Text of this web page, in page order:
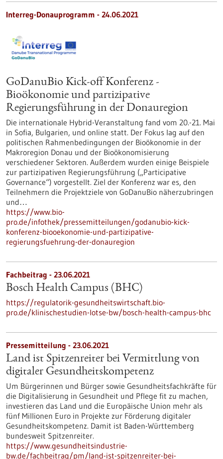
Interreg-Donauprogramm - 24.06.2021
GoDanuBio Kick-off Konferenz -
Bioökonomie und partizipative
Regierungsführung in der Donauregion
Die internationale Hybrid-Veranstaltung fand vom 20.-21. Mai
in Sofia, Bulgarien, und online statt. Der Fokus lag auf den
politischen Rahmenbedingungen der Bioökonomie in der
Makroregion Donau und der Bioökonomisierung
verschiedener Sektoren. Außerdem wurden einige Beispiele
zur partizipativen Regierungsführung („Participative
Governance“) vorgestellt. Ziel der Konferenz war es, den
Teilnehmern die Projektziele von GoDanuBio näherzubringen
und…
https://www.bio-
pro.de/infothek/pressemitteilungen/godanubio-kick-
konferenz-biooekonomie-und-partizipative-
regierungsfuehrung-der-donauregion
Fachbeitrag - 23.06.2021
Bosch Health Campus (BHC)
https://regulatorik-gesundheitswirtschaft.bio-
pro.de/klinischestudien-lotse-bw/bosch-health-campus-bhc
Pressemitteilung - 23.06.2021
Land ist Spitzenreiter bei Vermittlung von
digitaler Gesundheitskompetenz
Um Bürgerinnen und Bürger sowie Gesundheitsfachkräfte für
die Digitalisierung in Gesundheit und Pflege fit zu machen,
investieren das Land und die Europäische Union mehr als
fünf Millionen Euro in Projekte zur Förderung digitaler
Gesundheitskompetenz. Damit ist Baden-Württemberg
bundesweit Spitzenreiter.
https://www.gesundheitsindustrie-
bw.de/fachbeitrag/pm/land-ist-spitzenreiter-bei-